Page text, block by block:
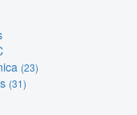
(23)
(31)